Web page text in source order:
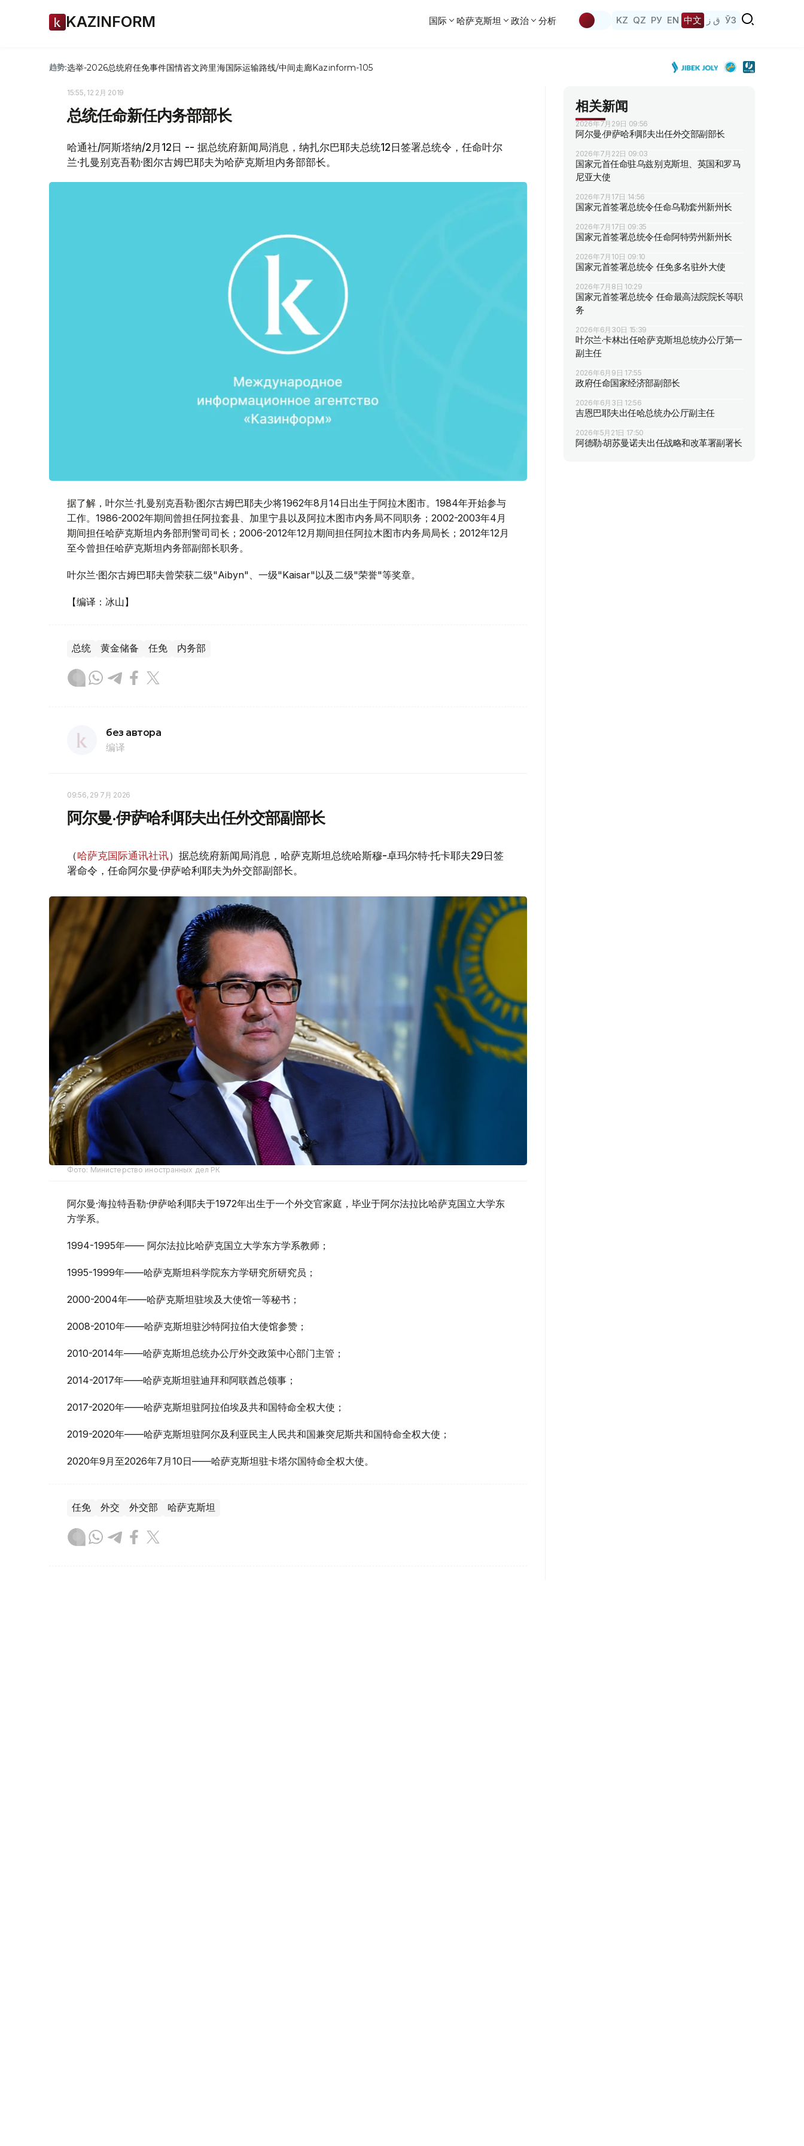
KAZINFORM 国际 哈萨克斯坦 政治 分析 KZ QZ РУ EN 中文 ق ز ЎЗ
趋势:选举-2026总统府任免事件国情咨文跨里海国际运输路线/中间走廊Kazinform-105
15:55, 12 2月 2019
总统任命新任内务部部长
哈通社/阿斯塔纳/2月12日 -- 据总统府新闻局消息，纳扎尔巴耶夫总统12日签署总统令，任命叶尔
兰·扎曼别克吾勒·图尔古姆巴耶夫为哈萨克斯坦内务部部长。
据了解，叶尔兰·扎曼别克吾勒·图尔古姆巴耶夫少将1962年8月14日出生于阿拉木图市。1984年开始参与
工作。1986-2002年期间曾担任阿拉套县、加里宁县以及阿拉木图市内务局不同职务；2002-2003年4月
期间担任哈萨克斯坦内务部刑警司司长；2006-2012年12月期间担任阿拉木图市内务局局长；2012年12月
至今曾担任哈萨克斯坦内务部副部长职务。
叶尔兰·图尔古姆巴耶夫曾荣获二级"Aibyn"、一级"Kaisar"以及二级"荣誉"等奖章。
【编译：冰山】
总统 黄金储备 任免 内务部
без автора
编译
09:56, 29 7月 2026
阿尔曼·伊萨哈利耶夫出任外交部副部长
（哈萨克国际通讯社讯）据总统府新闻局消息，哈萨克斯坦总统哈斯穆-卓玛尔特·托卡耶夫29日签
署命令，任命阿尔曼·伊萨哈利耶夫为外交部副部长。
Фото: Министерство иностранных дел РК
阿尔曼·海拉特吾勒·伊萨哈利耶夫于1972年出生于一个外交官家庭，毕业于阿尔法拉比哈萨克国立大学东
方学系。
1994-1995年—— 阿尔法拉比哈萨克国立大学东方学系教师；
1995-1999年——哈萨克斯坦科学院东方学研究所研究员；
2000-2004年——哈萨克斯坦驻埃及大使馆一等秘书；
2008-2010年——哈萨克斯坦驻沙特阿拉伯大使馆参赞；
2010-2014年——哈萨克斯坦总统办公厅外交政策中心部门主管；
2014-2017年——哈萨克斯坦驻迪拜和阿联酋总领事；
2017-2020年——哈萨克斯坦驻阿拉伯埃及共和国特命全权大使；
2019-2020年——哈萨克斯坦驻阿尔及利亚民主人民共和国兼突尼斯共和国特命全权大使；
2020年9月至2026年7月10日——哈萨克斯坦驻卡塔尔国特命全权大使。
任免 外交 外交部 哈萨克斯坦
相关新闻
2026年7月29日 09:56
阿尔曼·伊萨哈利耶夫出任外交部副部长
2026年7月22日 09:03
国家元首任命驻乌兹别克斯坦、英国和罗马
尼亚大使
2026年7月17日 14:56
国家元首签署总统令任命乌勒套州新州长
2026年7月17日 09:35
国家元首签署总统令任命阿特劳州新州长
2026年7月10日 09:10
国家元首签署总统令 任免多名驻外大使
2026年7月8日 10:29
国家元首签署总统令 任命最高法院院长等职
务
2026年6月30日 15:39
叶尔兰·卡林出任哈萨克斯坦总统办公厅第一
副主任
2026年6月9日 17:55
政府任命国家经济部副部长
2026年6月3日 12:56
吉恩巴耶夫出任哈总统办公厅副主任
2026年5月21日 17:50
阿德勒·胡苏曼诺夫出任战略和改革署副署长